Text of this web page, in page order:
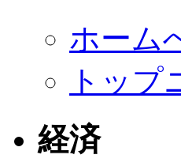
ホーム
トップ
経済